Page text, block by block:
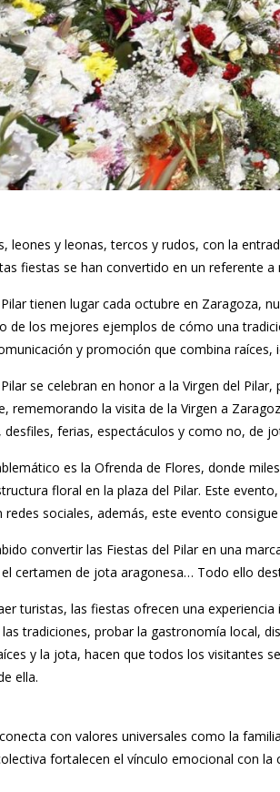
leones y leonas, tercos y rudos, con la
fiestas se han convertido en un referente
tienen lugar cada octubre en Zaragoza,
de los mejores ejemplos de cómo una
y promoción que combina raíces,
se celebran en honor a la Virgen del
rememorando la visita de la Virgen a
desfiles, ferias, espectáculos y como no, de
es la Ofrenda de Flores, donde
floral en la plaza del Pilar. Este
sociales, además, este evento
convertir las Fiestas del Pilar en una
certamen de jota aragonesa… Todo ello
turistas, las fiestas ofrecen una
las tradiciones, probar la gastronomía local,
y la jota, hacen que todos los visitantes
ella.
con valores universales como la
fortalecen el vínculo emocional con